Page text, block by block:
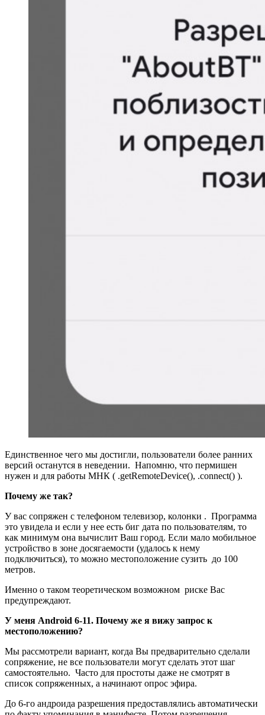
Единственное чего мы достигли, пользователи более ранних
версий останутся в неведении. Напомню, что пермишен
нужен и для работы МНК ( .getRemoteDevice(), .connect() ).
Почему же так?
У вас сопряжен с телефоном телевизор, колонки . Программа
это увидела и если у нее есть биг дата по пользователям, то
как минимум она вычислит Ваш город. Если мало мобильное
устройство в зоне досягаемости (удалось к нему
подключиться), то можно местоположение сузить до 100
метров.
Именно о таком теоретическом возможном риске Вас
предупреждают.
У меня Android 6-11. Почему же я вижу запрос к
местоположению?
Мы рассмотрели вариант, когда Вы предварительно сделали
сопряжение, не все пользователи могут сделать этот шаг
самостоятельно. Часто для простоты даже не смотрят в
список сопряженных, а начинают опрос эфира.
До 6-го андроида разрешения предоставлялись автоматически